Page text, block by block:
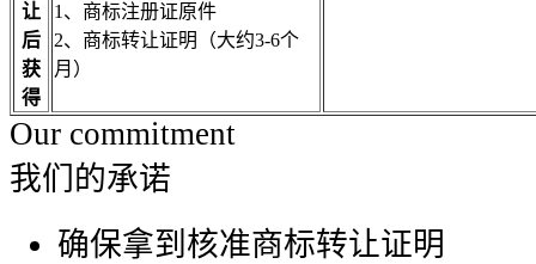
让
后
获
得
1、商标注册证原件
2、商标转让证明（大约3-6个
月）
Our commitment
我们的承诺
确保拿到核准商标转让证明